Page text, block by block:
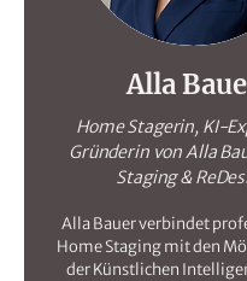
Alla
Home Stagerin, KI-
Gründerin von Alla
Staging &
Alla Bauer verbindet
Home Staging mit den
der Künstlichen